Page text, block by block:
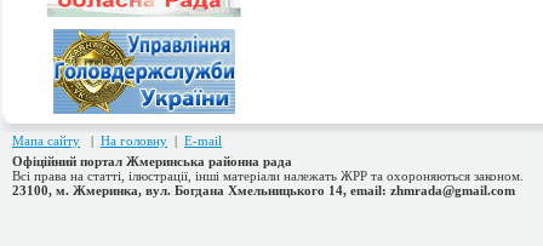
Мапа сайту | На головну | E-mail
Офіційний портал Жмеринська районна рада
Всі права на статті, ілюстрації, інші матеріали належать ЖРР та охороняються законом.
23100, м. Жмеринка, вул. Богдана Хмельницького 14, email: zhmrada@gmail.com